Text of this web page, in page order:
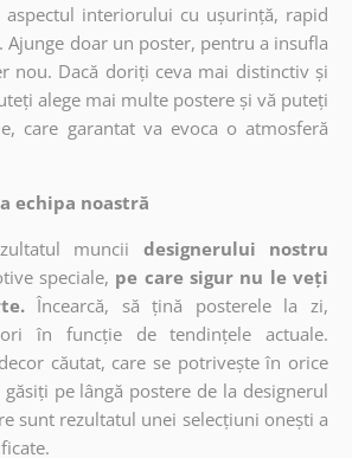
aspectul interiorului cu ușurință, rapid
Ajunge doar un poster, pentru a insufla
nou. Dacă doriți ceva mai distinctiv și
alege mai multe postere și vă puteți
care garantat va evoca o atmosferă
echipa noastră
muncii
designerului nostru
speciale, pe care sigur nu le veți
Încearcă, să țină posterele la zi,
în funcție de tendințele actuale.
căutat, care se potrivește în orice
pe lângă postere de la designerul
sunt rezultatul unei selecțiuni onești a